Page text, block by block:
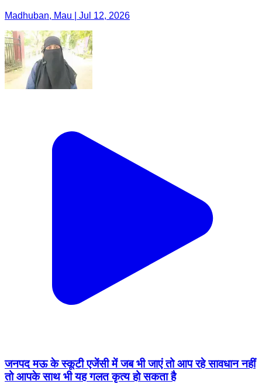
Madhuban, Mau | Jul 12, 2026
जनपद मऊ के स्कूटी एजेंसी में जब भी जाएं तो आप रहे सावधान नहीं
तो आपके साथ भी यह गलत कृत्य हो सकता है